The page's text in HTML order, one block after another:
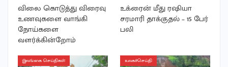
விலை கொடுத்து விரைவு
உணவுகளை வாங்கி
நோய்களை
வளர்க்கின்றோம்
உக்ரைன் மீது ரஷியா
சரமாரி தாக்குதல் – 15 பேர்
பலி
இலங்கை செய்திகள் உலகச்செய்தி